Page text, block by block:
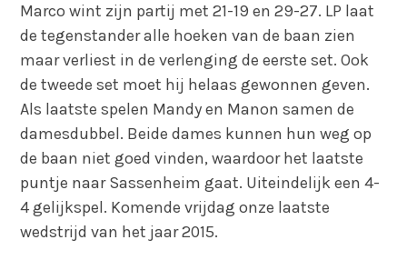
Marco wint zijn partij met 21-19 en 29-27. LP laat
de tegenstander alle hoeken van de baan zien
maar verliest in de verlenging de eerste set. Ook
de tweede set moet hij helaas gewonnen geven.
Als laatste spelen Mandy en Manon samen de
damesdubbel. Beide dames kunnen hun weg op
de baan niet goed vinden, waardoor het laatste
puntje naar Sassenheim gaat. Uiteindelijk een 4-
4 gelijkspel. Komende vrijdag onze laatste
wedstrijd van het jaar 2015.